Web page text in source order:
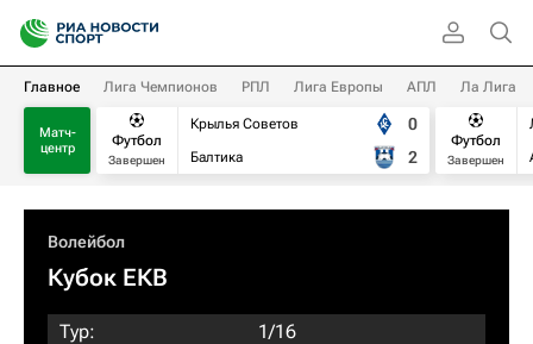
Главное Лига Чемпионов РПЛ Лига Европы АПЛ Ла Лига
Матч-
центр
Футбол
Завершен
Крылья Советов
Балтика
0
2
Футбол
Завершен
Волейбол
Кубок ЕКВ
Тур:
1/16